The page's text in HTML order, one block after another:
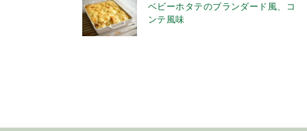
ベビーホタテのブランダード風、コ
ンテ風味